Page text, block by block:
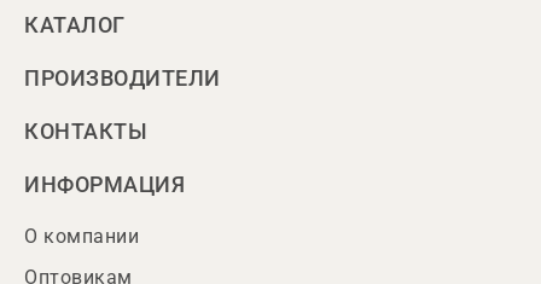
КАТАЛОГ
ПРОИЗВОДИТЕЛИ
КОНТАКТЫ
ИНФОРМАЦИЯ
О компании
Оптовикам